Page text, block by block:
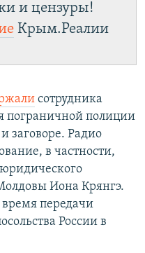
и цензуры!
Крым.Реалии
сотрудника
пограничной полиции
заговоре. Радио
в частности,
Иона Крянгэ.
передачи
России в